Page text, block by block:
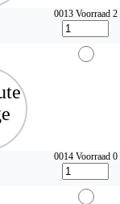
0013 Voorraad 2
0014 Voorraad 0